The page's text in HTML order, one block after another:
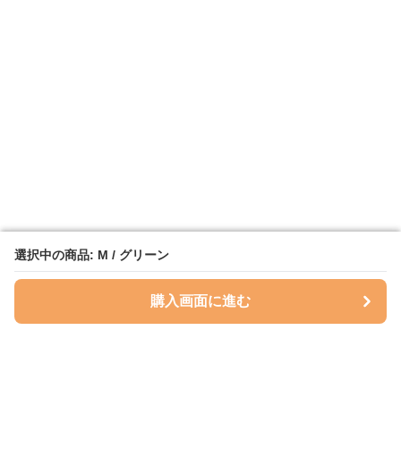
選択中の商品: M / グリーン
購入画面に進む
選択中の商品: M / グリーン
購入画面に進む